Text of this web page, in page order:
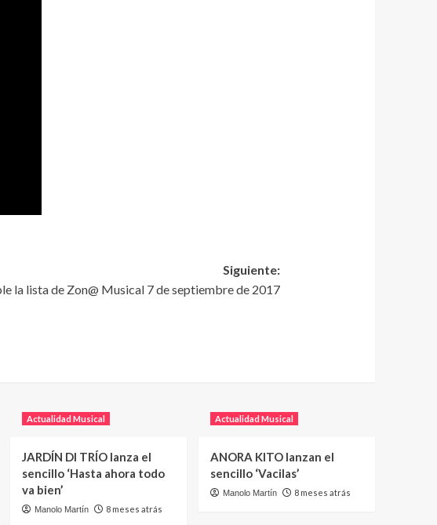
Siguiente:
la lista de Zon@ Musical 7 de septiembre de 2017
Actualidad Musical
JARDÍN DI TRÍO lanza el
sencillo ‘Hasta ahora todo
va bien’
Manolo Martín 8 meses atrás
Actualidad Musical
ANORA KITO lanzan el
sencillo ‘Vacilas’
Manolo Martín 8 meses atrás